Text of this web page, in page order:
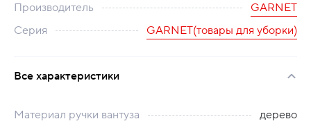
Производитель
GARNET
Серия
GARNET(товары для уборки)
Все характеристики
Материал ручки вантуза
дерево